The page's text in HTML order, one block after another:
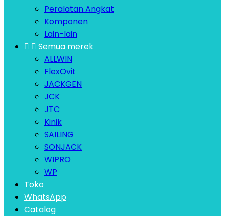
Peralatan Angkat
Komponen
Lain-lain
  Semua merek
ALLWIN
FlexOvit
JACKGEN
JCK
JTC
Kinik
SAILING
SONJACK
WIPRO
WP
Toko
WhatsApp
Catalog